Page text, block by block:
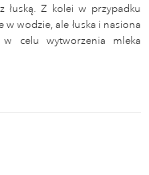
łuską. Z kolei w przypadku
wodzie, ale łuska i nasiona
celu wytworzenia mleka